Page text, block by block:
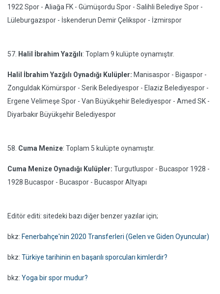
1922 Spor - Aliağa FK - Gümüşordu Spor - Salihli Belediye Spor -
Lüleburgazspor - İskenderun Demir Çelikspor - İzmirspor
57. Halil İbrahim Yazğılı: Toplam 9 kulüpte oynamıştır.
Halil İbrahim Yazğılı Oynadığı Kulüpler: Manisaspor - Bigaspor -
Zonguldak Kömürspor - Serik Belediyespor - Elaziz Belediyespor -
Ergene Velimeşe Spor - Van Büyükşehir Belediyespor - Amed SK -
Diyarbakır Büyükşehir Belediyespor
58. Cuma Menize: Toplam 5 kulüpte oynamıştır.
Cuma Menize Oynadığı Kulüpler: Turgutluspor - Bucaspor 1928 -
1928 Bucaspor - Bucaspor - Bucaspor Altyapı
Editör editi: sitedeki bazı diğer benzer yazılar için;
bkz: Fenerbahçe'nin 2020 Transferleri (Gelen ve Giden Oyuncular)
bkz: Türkiye tarihinin en başarılı sporcuları kimlerdir?
bkz: Yoga bir spor mudur?